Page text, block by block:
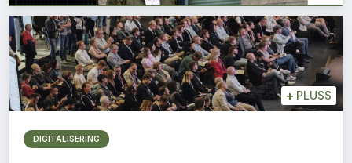
+ PLUSS
DIGITALISERING